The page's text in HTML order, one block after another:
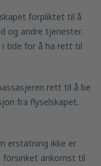
forpliktet til å
og andre tjenester.
i tide for å ha rett til
rett til å be
fra flyselskapet.
erstatning ikke er
forsinket ankomst til